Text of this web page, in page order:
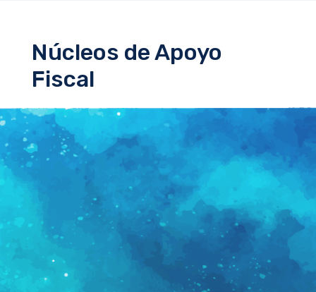
Núcleos de Apoyo
Fiscal